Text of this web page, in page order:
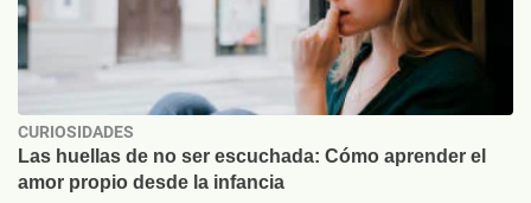
CURIOSIDADES
Las huellas de no ser escuchada: Cómo aprender el
amor propio desde la infancia